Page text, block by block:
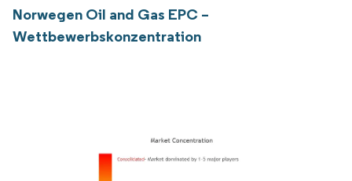
Norwegen Oil and Gas EPC –
Wettbewerbskonzentration